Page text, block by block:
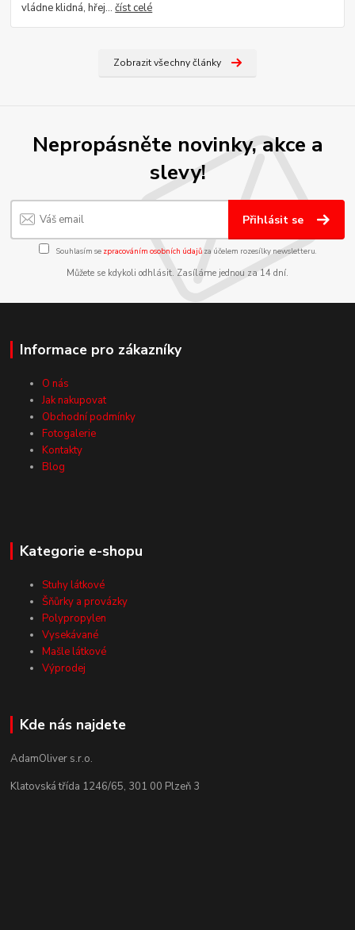
vládne klidná, hřej...číst celé
Zobrazit všechny články
Nepropásněte novinky, akce a
slevy!
Přihlásit se
Souhlasím se zpracováním osobních údajůza účelem rozesílky newsletteru.
Můžete se kdykoli odhlásit. Zasíláme jednou za 14 dní.
Informace pro zákazníky
O nás
Jak nakupovat
Obchodní podmínky
Fotogalerie
Kontakty
Blog
Kategorie e-shopu
Stuhy látkové
Šňůrky a provázky
Polypropylen
Vysekávané
Mašle látkové
Výprodej
Kde nás najdete
AdamOliver s.r.o.
Klatovská třída 1246/65, 301 00 Plzeň 3